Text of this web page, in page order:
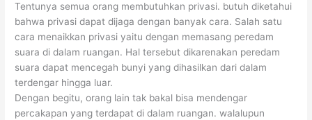
Tentunya semua orang membutuhkan privasi. butuh diketahui
bahwa privasi dapat dijaga dengan banyak cara. Salah satu
cara menaikkan privasi yaitu dengan memasang peredam
suara di dalam ruangan. Hal tersebut dikarenakan peredam
suara dapat mencegah bunyi yang dihasilkan dari dalam
terdengar hingga luar.
Dengan begitu, orang lain tak bakal bisa mendengar
percakapan yang terdapat di dalam ruangan. walalupun